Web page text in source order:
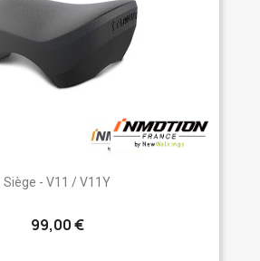
Siège - V11 / V11Y
99,00 €